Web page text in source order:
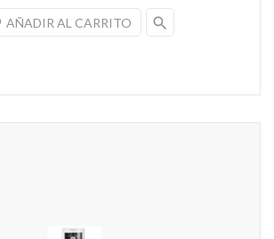
AÑADIR AL CARRITO search